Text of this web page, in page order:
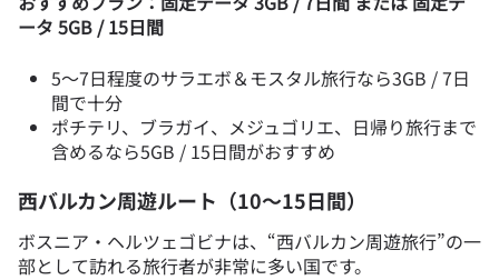
ータ 5GB / 15日間
5〜7日程度のサラエボ＆モスタル旅行なら3GB / 7日
間で十分
ポチテリ、ブラガイ、メジュゴリエ、日帰り旅行まで
含めるなら5GB / 15日間がおすすめ
西バルカン周遊ルート（10〜15日間）
ボスニア・ヘルツェゴビナは、“西バルカン周遊旅行”の一
部として訪れる旅行者が非常に多い国です。